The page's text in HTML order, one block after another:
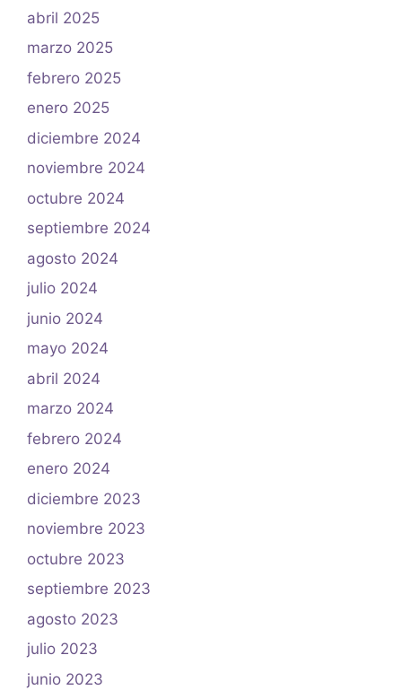
abril 2025
marzo 2025
febrero 2025
enero 2025
diciembre 2024
noviembre 2024
octubre 2024
septiembre 2024
agosto 2024
julio 2024
junio 2024
mayo 2024
abril 2024
marzo 2024
febrero 2024
enero 2024
diciembre 2023
noviembre 2023
octubre 2023
septiembre 2023
agosto 2023
julio 2023
junio 2023